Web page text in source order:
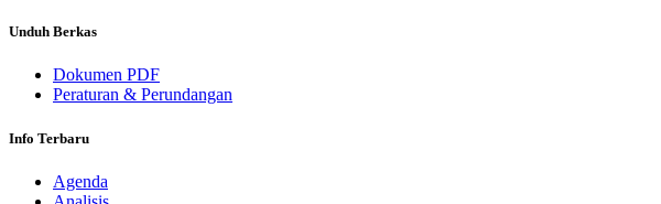
Unduh Berkas
Dokumen PDF
Peraturan & Perundangan
Info Terbaru
Agenda